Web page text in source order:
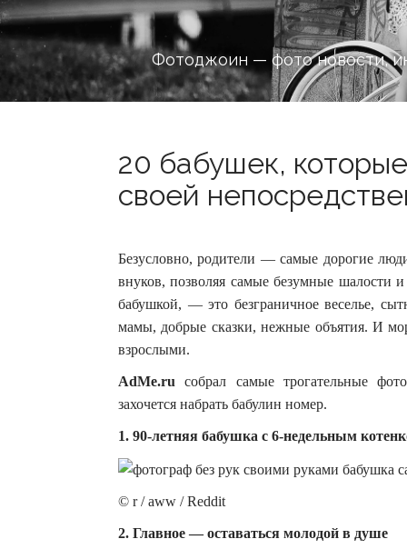
Фотоджоин — фото новости,
20 бабушек,
своей
Безусловно, родители — самые дорогие
внуков, позволяя самые безумные шалости
бабушкой, — это безграничное веселье,
мамы, добрые сказки, нежные объятия. И
взрослыми.
AdMe.ru собрал самые трогательные
захочется набрать бабулин номер.
1. 90-летняя бабушка с 6-недельным
© r / aww / Reddit
2. Главное — оставаться молодой в душе